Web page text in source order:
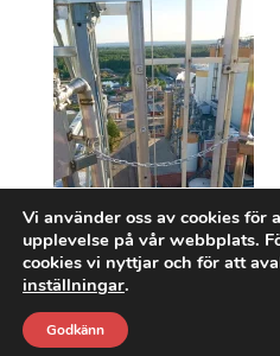
Vi använder oss av cookies för
upplevelse på vår webbplats.
cookies vi nyttjar och för att
inställningar.
Godkänn